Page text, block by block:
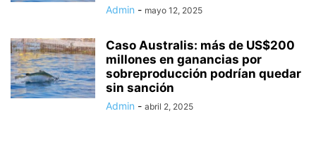
Admin - mayo 12, 2025
Caso Australis: más de US$200
millones en ganancias por
sobreproducción podrían quedar
sin sanción
Admin - abril 2, 2025